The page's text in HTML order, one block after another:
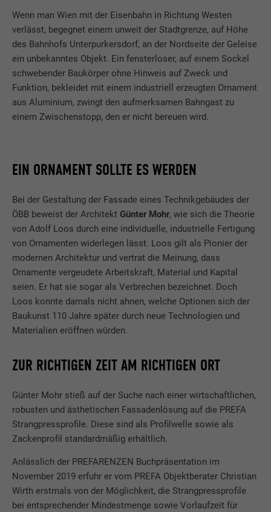
Wenn man Wien mit der Eisenbahn in Richtung Westen
verlässt, begegnet einem unweit der Stadtgrenze, auf Höhe
des Bahnhofs Unterpurkersdorf, an der Nordseite der Geleise
ein unbekanntes Objekt. Ein fensterloser, auf einem Sockel
schwebender Baukörper ohne Hinweis auf Zweck und
Funktion, bekleidet mit einem industriell erzeugten Ornament
aus Aluminium, zwingt den aufmerksamen Bahngast zu
einem Zwischenstopp, den er nicht bereuen wird.
EIN ORNAMENT SOLLTE ES WERDEN
Bei der Gestaltung der Fassade eines Technikgebäudes der
ÖBB beweist der ArchitektGünter Mohr, wie sich die Theorie
von Adolf Loos durch eine individuelle, industrielle Fertigung
von Ornamenten widerlegen lässt. Loos gilt als Pionier der
modernen Architektur und vertrat die Meinung, dass
Ornamente vergeudete Arbeitskraft, Material und Kapital
seien. Er hat sie sogar als Verbrechen bezeichnet. Doch
Loos konnte damals nicht ahnen, welche Optionen sich der
Baukunst 110 Jahre später durch neue Technologien und
Materialien eröffnen würden.
ZUR RICHTIGEN ZEIT AM RICHTIGEN ORT
Günter Mohr stieß auf der Suche nach einer wirtschaftlichen,
robusten und ästhetischen Fassadenlösung auf die PREFA
Strangpressprofile. Diese sind als Profilwelle sowie als
Zackenprofil standardmäßig erhältlich.
Anlässlich der PREFARENZEN Buchpräsentation im
November 2019 erfuhr er vom PREFA Objektberater Christian
Wirth erstmals von der Möglichkeit, die Strangpressprofile
bei entsprechender Mindestmenge sowie Vorlaufzeit für